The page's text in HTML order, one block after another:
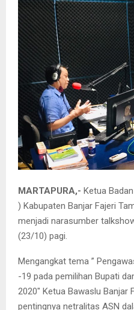
MARTAPURA,- Ketua
) Kabupaten Banjar Fajeri
menjadi narasumber
(23/10) pagi.
Mengangkat tema ”
-19 pada pemilihan Bupati
2020″ Ketua Bawaslu Banjar
pentingnya netralitas ASN